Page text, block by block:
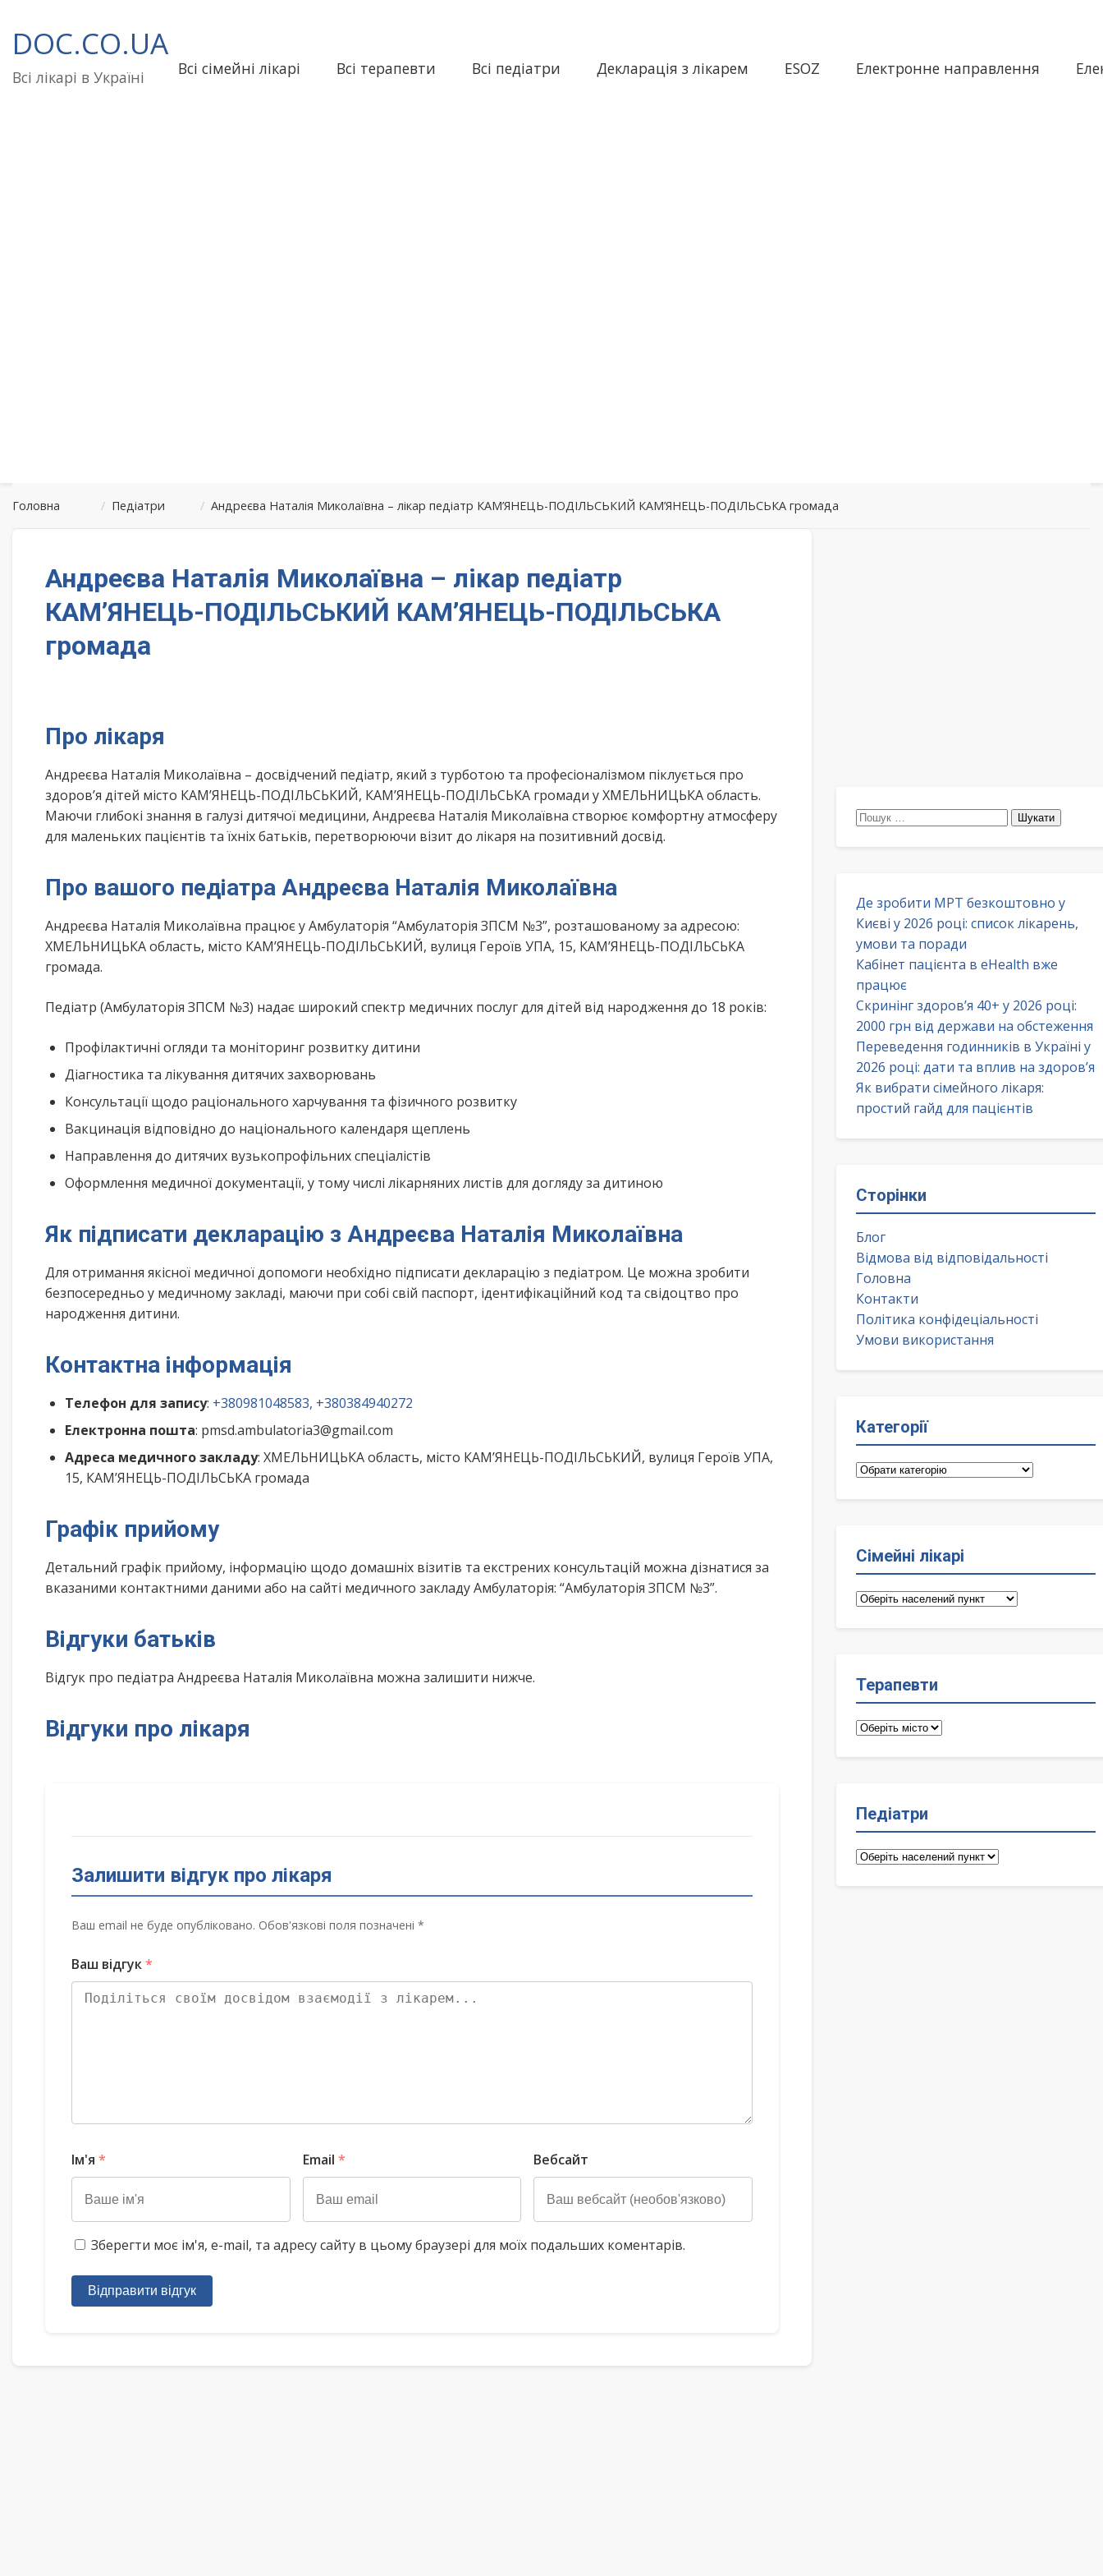
до
вмісту
DOC.CO.UA
Всі лікарі в Україні Всі сімейні лікарі Всі терапевти Всі педіатри Декларація з лікарем ESOZ Електронне направлення
Головна / Педіатри / Андреєва Наталія Миколаївна – лікар педіатр КАМ’ЯНЕЦЬ-ПОДІЛЬСЬКИЙ КАМ’ЯНЕЦЬ-ПОДІЛЬСЬКА громада
Андреєва Наталія Миколаївна – лікар педіатр
КАМ’ЯНЕЦЬ-ПОДІЛЬСЬКИЙ КАМ’ЯНЕЦЬ-ПОДІЛЬСЬКА
громада
Про лікаря
Андреєва Наталія Миколаївна – досвідчений педіатр, який з турботою та професіоналізмом піклується про
здоров’я дітей місто КАМ’ЯНЕЦЬ-ПОДІЛЬСЬКИЙ, КАМ’ЯНЕЦЬ-ПОДІЛЬСЬКА громади у ХМЕЛЬНИЦЬКА область.
Маючи глибокі знання в галузі дитячої медицини, Андреєва Наталія Миколаївна створює комфортну атмосферу
для маленьких пацієнтів та їхніх батьків, перетворюючи візит до лікаря на позитивний досвід.
Про вашого педіатра Андреєва Наталія Миколаївна
Андреєва Наталія Миколаївна працює у Амбулаторія “Амбулаторія ЗПСМ №3”, розташованому за адресою:
ХМЕЛЬНИЦЬКА область, місто КАМ’ЯНЕЦЬ-ПОДІЛЬСЬКИЙ, вулиця Героїв УПА, 15, КАМ’ЯНЕЦЬ-ПОДІЛЬСЬКА
громада.
Педіатр (Амбулаторія ЗПСМ №3) надає широкий спектр медичних послуг для дітей від народження до 18 років:
Профілактичні огляди та моніторинг розвитку дитини
Діагностика та лікування дитячих захворювань
Консультації щодо раціонального харчування та фізичного розвитку
Вакцинація відповідно до національного календаря щеплень
Направлення до дитячих вузькопрофільних спеціалістів
Оформлення медичної документації, у тому числі лікарняних листів для догляду за дитиною
Як підписати декларацію з Андреєва Наталія Миколаївна
Для отримання якісної медичної допомоги необхідно підписати декларацію з педіатром. Це можна зробити
безпосередньо у медичному закладі, маючи при собі свій паспорт, ідентифікаційний код та свідоцтво про
народження дитини.
Контактна інформація
Телефон для запису: +380981048583, +380384940272
Електронна пошта: pmsd.ambulatoria3@gmail.com
Адреса медичного закладу: ХМЕЛЬНИЦЬКА область, місто КАМ’ЯНЕЦЬ-ПОДІЛЬСЬКИЙ, вулиця Героїв УПА,
15, КАМ’ЯНЕЦЬ-ПОДІЛЬСЬКА громада
Графік прийому
Детальний графік прийому, інформацію щодо домашніх візитів та екстрених консультацій можна дізнатися за
вказаними контактними даними або на сайті медичного закладу Амбулаторія: “Амбулаторія ЗПСМ №3”.
Відгуки батьків
Відгук про педіатра Андреєва Наталія Миколаївна можна залишити нижче.
Відгуки про лікаря
Залишити відгук про лікаря
Ваш email не буде опубліковано. Обов'язкові поля позначені *
Ваш відгук*
Ім'я * Email * Вебсайт
Зберегти моє ім'я, e-mail, та адресу сайту в цьому браузері для моїх подальших коментарів.
Відправити відгук
Пошук:
Де зробити МРТ безкоштовно у
Києві у 2026 році: список лікарень,
умови та поради
Кабінет пацієнта в eHealth вже
працює
Скринінг здоров’я 40+ у 2026 році:
2000 грн від держави на обстеження
Переведення годинників в Україні у
2026 році: дати та вплив на здоров’я
Як вибрати сімейного лікаря:
простий гайд для пацієнтів
Сторінки
Блог
Відмова від відповідальності
Головна
Контакти
Політика конфідеціальності
Умови використання
Категорії
Категорії
Сімейні лікарі
Сімейні
Терапевти
Терапевти
Педіатри
Педіатри